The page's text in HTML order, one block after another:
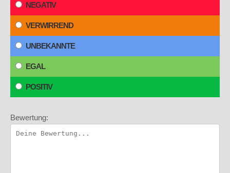
NEGATIV
VERWIRREND
UNBEKANNTE
EGAL
POSITIV
Bewertung: